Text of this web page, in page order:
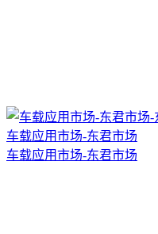
车载应用市场-东君市场
车载应用市场-东君市场